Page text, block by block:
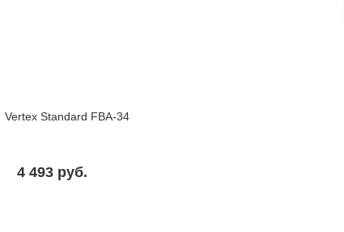
Vertex Standard FBA-34
4 493 pуб.